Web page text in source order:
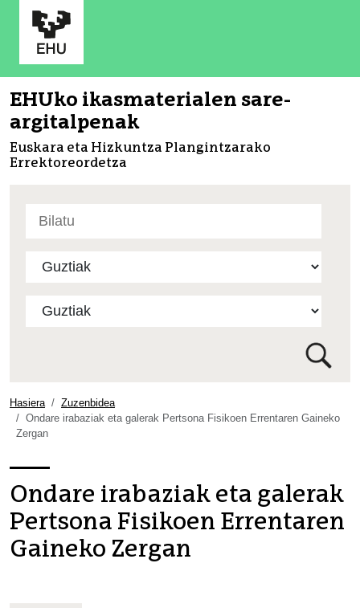
EHUko ikasmaterialen sare-
argitalpenak
Euskara eta Hizkuntza Plangintzarako
Errektoreordetza
atarian
aurreratua…
Hasiera
Zuzenbidea
Ondare irabaziak eta galerak Pertsona Fisikoen Errentaren Gaineko
Zergan
Ondare irabaziak eta galerak
Pertsona Fisikoen Errentaren
Gaineko Zergan